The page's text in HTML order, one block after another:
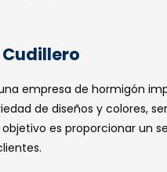
empresa de hormigón
de diseños y colores,
es proporcionar un
servicios